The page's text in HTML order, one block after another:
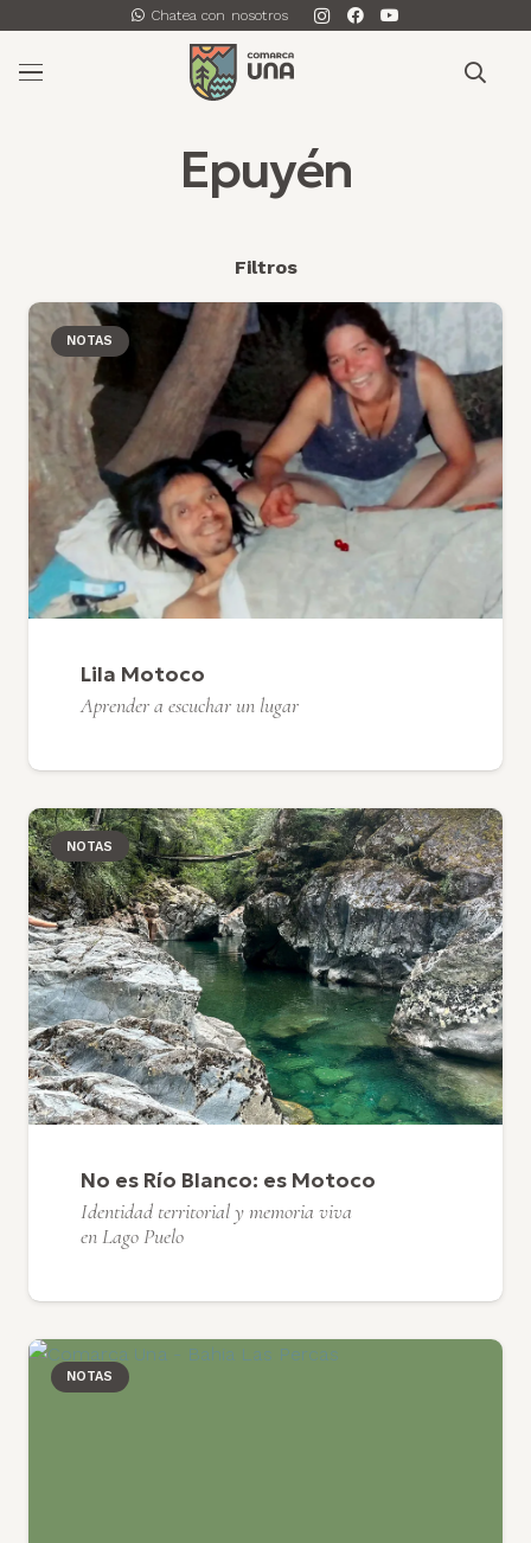
Chatea con nosotros
Epuyén
Filtros
NOTAS
Lila Motoco
Aprender a escuchar un lugar
NOTAS
No es Río Blanco: es Motoco
Identidad territorial y memoria viva
en Lago Puelo
NOTAS